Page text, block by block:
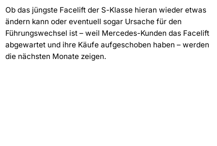
Ob das jüngste Facelift der S-Klasse hieran wieder etwas
ändern kann oder eventuell sogar Ursache für den
Führungswechsel ist – weil Mercedes-Kunden das Facelift
abgewartet und ihre Käufe aufgeschoben haben – werden
die nächsten Monate zeigen.